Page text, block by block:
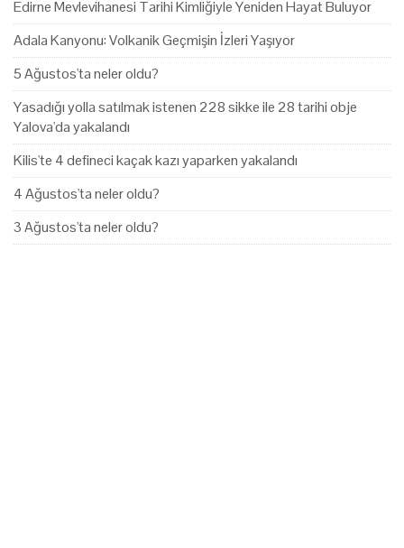
Edirne Mevlevihanesi Tarihi Kimliğiyle Yeniden Hayat Buluyor
Adala Kanyonu: Volkanik Geçmişin İzleri Yaşıyor
5 Ağustos'ta neler oldu?
Yasadığı yolla satılmak istenen 228 sikke ile 28 tarihi obje
Yalova'da yakalandı
Kilis'te 4 defineci kaçak kazı yaparken yakalandı
4 Ağustos'ta neler oldu?
3 Ağustos'ta neler oldu?